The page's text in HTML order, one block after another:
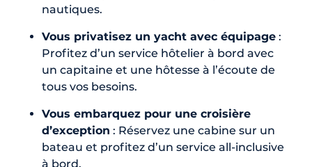
nautiques.
Vous privatisez un yacht avec équipage :
Profitez d’un service hôtelier à bord avec
un capitaine et une hôtesse à l’écoute de
tous vos besoins.
Vous embarquez pour une croisière
d’exception : Réservez une cabine sur un
bateau et profitez d’un service all-inclusive
à bord.